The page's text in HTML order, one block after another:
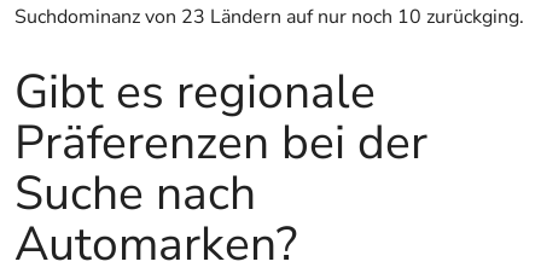
Suchdominanz von 23 Ländern auf nur noch 10 zurückging.
Gibt es regionale
Präferenzen bei der
Suche nach
Automarken?